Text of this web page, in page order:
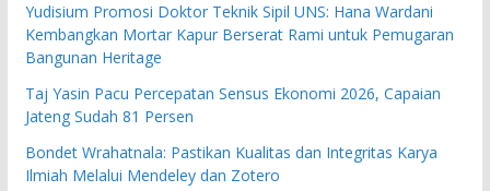
Yudisium Promosi Doktor Teknik Sipil UNS: Hana Wardani
Kembangkan Mortar Kapur Berserat Rami untuk Pemugaran
Bangunan Heritage
Taj Yasin Pacu Percepatan Sensus Ekonomi 2026, Capaian
Jateng Sudah 81 Persen
Bondet Wrahatnala: Pastikan Kualitas dan Integritas Karya
Ilmiah Melalui Mendeley dan Zotero